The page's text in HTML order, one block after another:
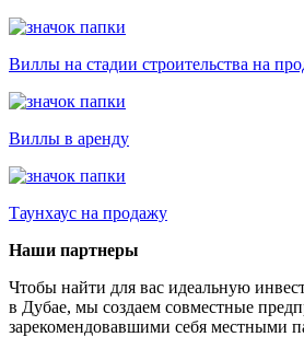
Виллы на стадии строительства на
Виллы в аренду
Таунхаус на продажу
Наши партнеры
Чтобы найти для вас идеальную
в Дубае, мы создаем совместные
зарекомендовавшими себя местными